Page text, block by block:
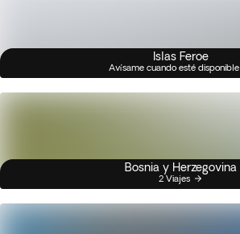
Islas Feroe
Avísame cuando esté disponible
Bosnia y Herzegovina
2 Viajes